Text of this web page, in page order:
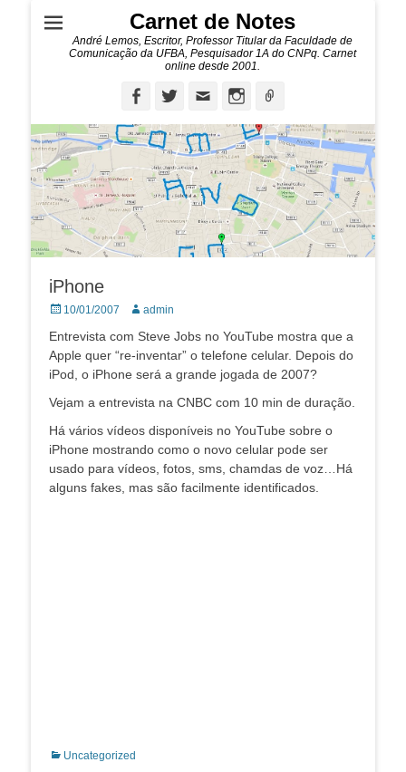
Carnet de Notes
André Lemos, Escritor, Professor Titular da Faculdade de
Comunicação da UFBA, Pesquisador 1A do CNPq. Carnet
online desde 2001.
FacebookTwitterEmail Instagram
iPhone
Posted
10/01/2007 Autor:admin
Entrevista com Steve Jobs no YouTube mostra que a
Apple quer “re-inventar” o telefone celular. Depois do
iPod, o iPhone será a grande jogada de 2007?
Vejam a entrevista na CNBC com 10 min de duração.
Há vários vídeos disponíveis no YouTube sobre o
iPhone mostrando como o novo celular pode ser
usado para vídeos, fotos, sms, chamdas de voz…Há
alguns fakes, mas são facilmente identificados.
Categorias:
Uncategorized